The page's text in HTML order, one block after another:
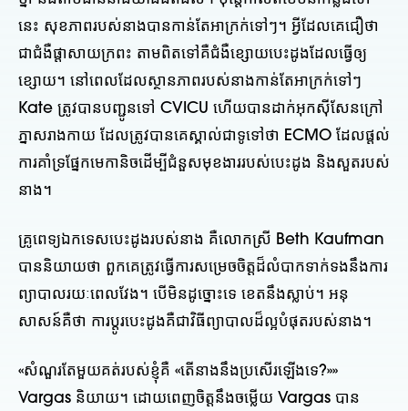
នេះ សុខភាពរបស់នាងបានកាន់តែអាក្រក់ទៅៗ។ អ្វីដែលគេជឿថា
ជាជំងឺផ្តាសាយក្រពះ តាមពិតទៅគឺជំងឺខ្សោយបេះដូងដែលធ្វើឲ្យ
ខ្សោយ។ នៅពេលដែលស្ថានភាពរបស់នាងកាន់តែអាក្រក់ទៅៗ
Kate ត្រូវបានបញ្ជូនទៅ CVICU ហើយបានដាក់អុកស៊ីសែនក្រៅ
ភ្នាសរាងកាយ ដែលត្រូវបានគេស្គាល់ជាទូទៅថា ECMO ដែលផ្តល់
ការគាំទ្រផ្នែកមេកានិចដើម្បីជំនួសមុខងាររបស់បេះដូង និងសួតរបស់
នាង។
គ្រូពេទ្យឯកទេសបេះដូងរបស់នាង គឺលោកស្រី Beth Kaufman
បាននិយាយថា ពួកគេត្រូវធ្វើការសម្រេចចិត្តដ៏លំបាកទាក់ទងនឹងការ
ព្យាបាលរយៈពេលវែង។ បើមិនដូច្នោះទេ ខេតនឹងស្លាប់។ អនុ
សាសន៍គឺថា ការប្តូរបេះដូងគឺជាវិធីព្យាបាលដ៏ល្អបំផុតរបស់នាង។
«សំណួរតែមួយគត់របស់ខ្ញុំគឺ «តើនាងនឹងប្រសើរឡើងទេ?»»
Vargas និយាយ។ ដោយពេញចិត្តនឹងចម្លើយ Vargas បាន